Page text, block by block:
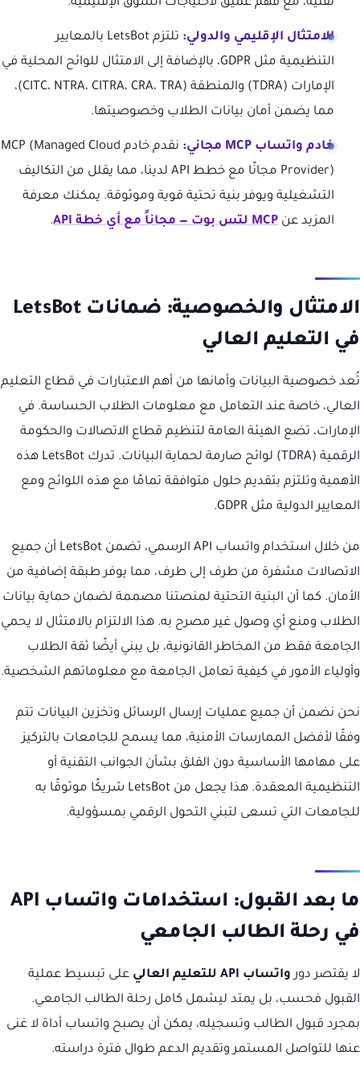
الامتثال الإقليمي والدولي:
تلتزم LetsBot بالمعايير
التنظيمية مثل GDPR، بالإضافة إلى الامتثال للوائح المحلية في
الإمارات (TDRA) والمنطقة (CITC، NTRA، CITRA، CRA، TRA)،
مما يضمن أمان بيانات الطلاب وخصوصيتها.
خادم واتساب MCP مجاني:
نقدم خادم MCP (Managed Cloud
Provider) مجانًا مع خطط API لدينا، مما يقلل من التكاليف
التشغيلية ويوفر بنية تحتية قوية وموثوقة. يمكنك معرفة
المزيد عن MCP لتس بوت — مجاناً مع أي خطة API .
الامتثال والخصوصية: ضمانات LetsBot
في التعليم العالي
تُعد خصوصية البيانات وأمانها من أهم الاعتبارات في قطاع التعليم
العالي، خاصة عند التعامل مع معلومات الطلاب الحساسة. في
الإمارات، تضع الهيئة العامة لتنظيم قطاع الاتصالات والحكومة
الرقمية (TDRA) لوائح صارمة لحماية البيانات. تدرك LetsBot هذه
الأهمية وتلتزم بتقديم حلول متوافقة تمامًا مع هذه اللوائح ومع
المعايير الدولية مثل GDPR.
من خلال استخدام واتساب API الرسمي، تضمن LetsBot أن جميع
الاتصالات مشفرة من طرف إلى طرف، مما يوفر طبقة إضافية من
الأمان. كما أن البنية التحتية لمنصتنا مصممة لضمان حماية بيانات
الطلاب ومنع أي وصول غير مصرح به. هذا الالتزام بالامتثال لا يحمي
الجامعة فقط من المخاطر القانونية، بل يبني أيضًا ثقة الطلاب
وأولياء الأمور في كيفية تعامل الجامعة مع معلوماتهم الشخصية.
نحن نضمن أن جميع عمليات إرسال الرسائل وتخزين البيانات تتم
وفقًا لأفضل الممارسات الأمنية، مما يسمح للجامعات بالتركيز
على مهامها الأساسية دون القلق بشأن الجوانب التقنية أو
التنظيمية المعقدة. هذا يجعل من LetsBot شريكًا موثوقًا به
للجامعات التي تسعى لتبني التحول الرقمي بمسؤولية.
ما بعد القبول: استخدامات واتساب API
في رحلة الطالب الجامعي
لا يقتصر دور واتساب API للتعليم العالي
على تبسيط عملية
القبول فحسب، بل يمتد ليشمل كامل رحلة الطالب الجامعي.
بمجرد قبول الطالب وتسجيله، يمكن أن يصبح واتساب أداة لا غنى
عنها للتواصل المستمر وتقديم الدعم طوال فترة دراسته.